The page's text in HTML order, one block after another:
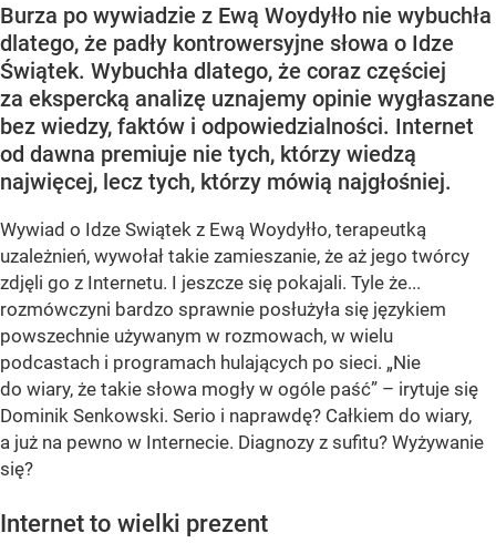
Burza po wywiadzie z Ewą Woydyłło nie wybuchła
dlatego, że padły kontrowersyjne słowa o Idze
Świątek. Wybuchła dlatego, że coraz częściej
za ekspercką analizę uznajemy opinie wygłaszane
bez wiedzy, faktów i odpowiedzialności. Internet
od dawna premiuje nie tych, którzy wiedzą
najwięcej, lecz tych, którzy mówią najgłośniej.
Wywiad o Idze Swiątek z Ewą Woydyłło, terapeutką
uzależnień, wywołał takie zamieszanie, że aż jego twórcy
zdjęli go z Internetu. I jeszcze się pokajali. Tyle że...
rozmówczyni bardzo sprawnie posłużyła się językiem
powszechnie używanym w rozmowach, w wielu
podcastach i programach hulających po sieci. „Nie
do wiary, że takie słowa mogły w ogóle paść” – irytuje się
Dominik Senkowski. Serio i naprawdę? Całkiem do wiary,
a już na pewno w Internecie. Diagnozy z sufitu? Wyżywanie
się?
Internet to wielki prezent